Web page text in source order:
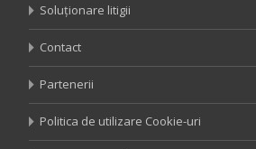
Soluționare litigii
Contact
Partenerii
Politica de utilizare Cookie-uri